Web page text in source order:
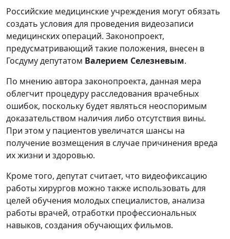
Российские медицинские учреждения могут обязать
создать условия для проведения видеозаписи
медицинских операций. Законопроект,
предусматривающий такие положения, внесен в
Госдуму депутатом Валерием Селезневым.
По мнению автора законопроекта, данная мера
облегчит процедуру расследования врачебных
ошибок, поскольку будет являться неоспоримым
доказательством наличия либо отсутствия вины.
При этом у пациентов увеличатся шансы на
получение возмещения в случае причинения вреда
их жизни и здоровью.
Кроме того, депутат считает, что видеофиксацию
работы хирургов можно также использовать для
целей обучения молодых специалистов, анализа
работы врачей, отработки профессиональных
навыков, создания обучающих фильмов.